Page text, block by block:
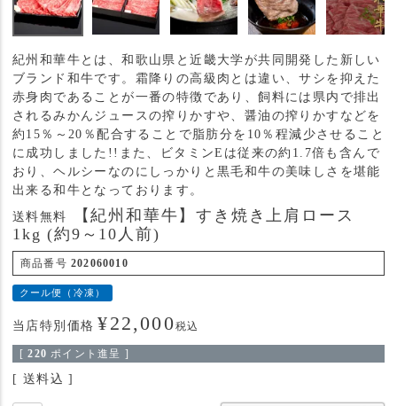
紀州和華牛とは、和歌山県と近畿大学が共同開発した新しい
ブランド和牛です。霜降りの高級肉とは違い、サシを抑えた
赤身肉であることが一番の特徴であり、飼料には県内で排出
されるみかんジュースの搾りかすや、醤油の搾りかすなどを
約15％～20％配合することで脂肪分を10％程減少させること
に成功しました!!また、ビタミンEは従来の約1.7倍も含んで
おり、ヘルシーなのにしっかりと黒毛和牛の美味しさを堪能
出来る和牛となっております。
送料無料
【紀州和華牛】すき焼き上肩ロース
1kg (約9～10人前)
商品番号 202060010
クール便（冷凍）
当店特別価格 ¥22,000税込
[ 220 ポイント進呈 ]
送料込